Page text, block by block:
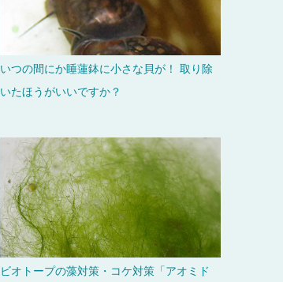
いつの間にか睡蓮鉢に小さな貝が！ 取り除
いたほうがいいですか？
ビオトープの藻対策・コケ対策「アオミド